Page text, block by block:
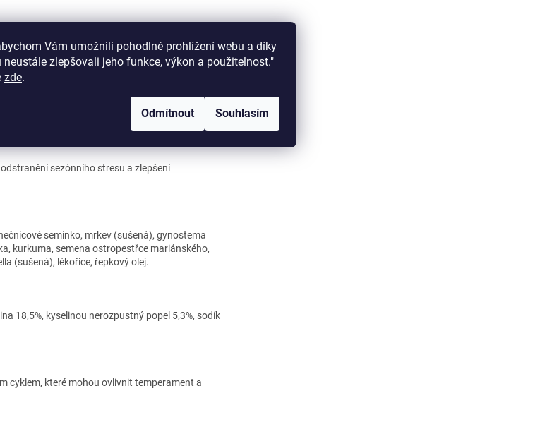
Vám umožnili pohodlné prohlížení webu a díky
zlepšovali jeho funkce, výkon a použitelnost."
zde.
Odmítnout Souhlasím
obecný), které jsou známé svými pozitivními
pomáhá uvolnit svalové napětí a podporuje
imunitní systém.
zvýšit v průběhu říje. Nicméně
sezónního stresu a zlepšení
semínko, mrkev (sušená), gynostema
kurkuma, semena ostropestřce mariánského,
(sušená), lékořice, řepkový olej.
18,5%, kyselinou nerozpustný popel 5,3%, sodík
cyklem, které mohou ovlivnit temperament a